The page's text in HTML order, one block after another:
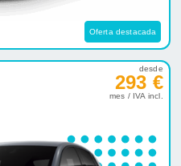
Oferta destacada
desde
293 €
mes / IVA incl.